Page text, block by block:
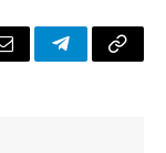
Email TelegramCopy